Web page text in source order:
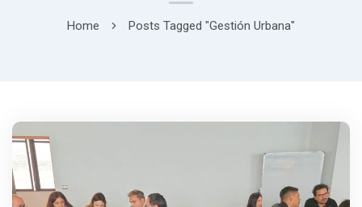
Home Posts Tagged "Gestión Urbana"